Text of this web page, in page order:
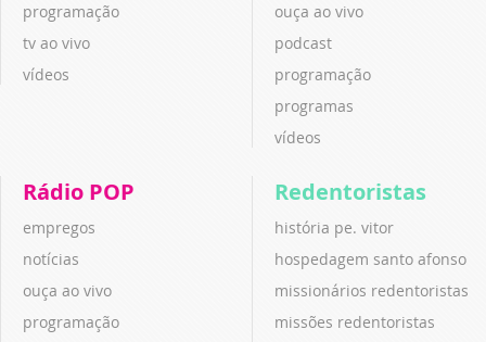
programação
tv ao vivo
vídeos
ouça ao vivo
podcast
programação
programas
vídeos
Rádio POP
empregos
notícias
ouça ao vivo
programação
Redentoristas
história pe. vitor
hospedagem santo afonso
missionários redentoristas
missões redentoristas